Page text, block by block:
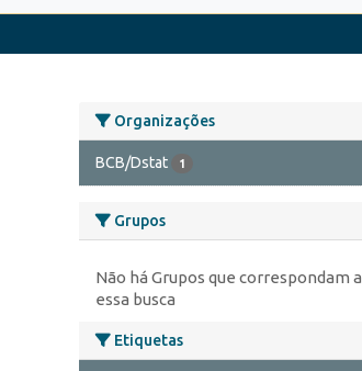
Organizações
BCB/Dstat 1
Grupos
Não há Grupos que correspondam a
essa busca
Etiquetas